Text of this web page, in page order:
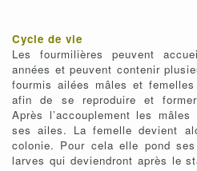
Cycle de vie
Les fourmilières peuvent
années et peuvent contenir
fourmis ailées mâles et
afin de se reproduire et
Après l’accouplement les
ses ailes. La femelle devient
colonie. Pour cela elle pond
larves qui deviendront après le